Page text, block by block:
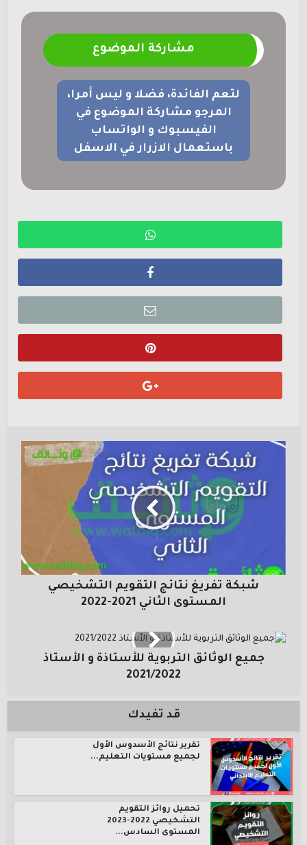
مشاركة الموضوع
لتعم الفائدة، فضلا و ليس أمرا،
المرجو مشاركة الموضوع في
الفيسبوك و الواتساب
باستعمال الازرار في الاسفل
شبكة تفريغ نتائج التقويم التشخيصي
المستوى الثاني 2021-2022
جميع الوثائق التربوية للأستاذة و الأستاذ
2021/2022
قد تفيدك
تقرير نتائج الأسدوس الأول
لجميع مستويات التعليم...
تحميل روائز التقويم
التشخيصي 2022-2023
المستوى السادس...